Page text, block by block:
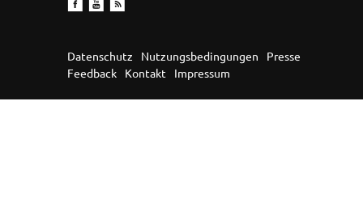
Datenschutz Nutzungsbedingungen
Presse
Feedback
Kontakt Impressum